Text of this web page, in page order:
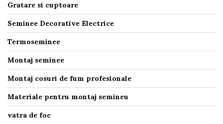
Gratare si cuptoare
Seminee Decorative Electrice
Termoseminee
Montaj seminee
Montaj cosuri de fum profesionale
Materiale pentru montaj semineu
vatra de foc